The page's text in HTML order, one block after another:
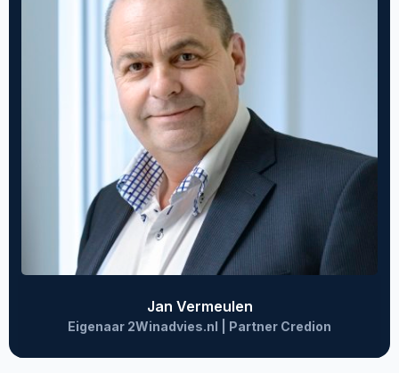
Jan Vermeulen
Eigenaar 2Winadvies.nl | Partner Credion